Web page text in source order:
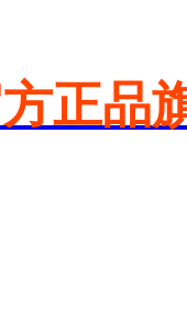
正品